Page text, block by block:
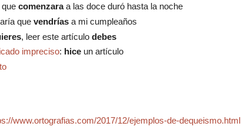
comenzaraa las doce duró hasta la noche
que vendrías a mi cumpleaños
, leer este artículo debes
impreciso: hice un artículo
www.ortografias.com/2017/12/ejemplos-de-dequeismo.html